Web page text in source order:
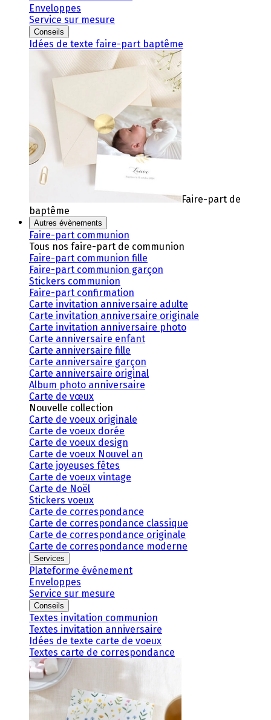
Enveloppes
Service sur mesure
Conseils
Idées de texte faire-part baptême
Faire-part de
baptême
Autres évènements
Faire-part communion
Tous nos faire-part de communion
Faire-part communion fille
Faire-part communion garçon
Stickers communion
Faire-part confirmation
Carte invitation anniversaire adulte
Carte invitation anniversaire originale
Carte invitation anniversaire photo
Carte anniversaire enfant
Carte anniversaire fille
Carte anniversaire garçon
Carte anniversaire original
Album photo anniversaire
Carte de vœux
Nouvelle collection
Carte de voeux originale
Carte de voeux dorée
Carte de voeux design
Carte de voeux Nouvel an
Carte joyeuses fêtes
Carte de voeux vintage
Carte de Noël
Stickers voeux
Carte de correspondance
Carte de correspondance classique
Carte de correspondance originale
Carte de correspondance moderne
Services
Plateforme événement
Enveloppes
Service sur mesure
Conseils
Textes invitation communion
Textes invitation anniversaire
Idées de texte carte de voeux
Textes carte de correspondance